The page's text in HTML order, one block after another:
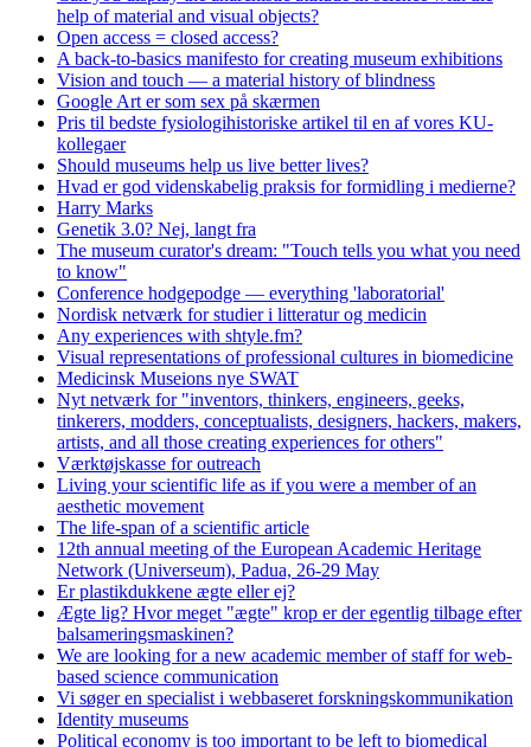
help of material and visual objects?
Open access = closed access?
A back-to-basics manifesto for creating museum exhibitions
Vision and touch — a material history of blindness
Google Art er som sex på skærmen
Pris til bedste fysiologihistoriske artikel til en af vores KU-
kollegaer
Should museums help us live better lives?
Hvad er god videnskabelig praksis for formidling i medierne?
Harry Marks
Genetik 3.0? Nej, langt fra
The museum curator's dream: "Touch tells you what you need
to know"
Conference hodgepodge — everything 'laboratorial'
Nordisk netværk for studier i litteratur og medicin
Any experiences with shtyle.fm?
Visual representations of professional cultures in biomedicine
Medicinsk Museions nye SWAT
Nyt netværk for "inventors, thinkers, engineers, geeks,
tinkerers, modders, conceptualists, designers, hackers, makers,
artists, and all those creating experiences for others"
Værktøjskasse for outreach
Living your scientific life as if you were a member of an
aesthetic movement
The life-span of a scientific article
12th annual meeting of the European Academic Heritage
Network (Universeum), Padua, 26-29 May
Er plastikdukkene ægte eller ej?
Ægte lig? Hvor meget "ægte" krop er der egentlig tilbage efter
balsameringsmaskinen?
We are looking for a new academic member of staff for web-
based science communication
Vi søger en specialist i webbaseret forskningskommunikation
Identity museums
Political economy is too important to be left to biomedical